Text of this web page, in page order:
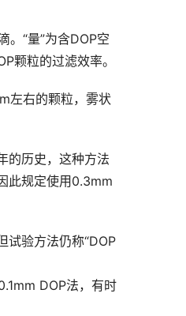
。“量”为含DOP空
颗粒的过滤效率。
左右的颗粒，雾状
的历史，这种方法
此规定使用0.3mm
试验方法仍称“DOP
DOP法，有时